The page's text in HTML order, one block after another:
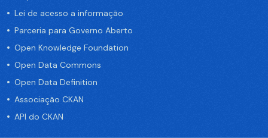
Lei de acesso a informação
Parceria para Governo Aberto
Open Knowledge Foundation
Open Data Commons
Open Data Definition
Associação CKAN
API do CKAN